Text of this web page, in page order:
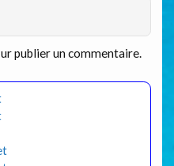
publier un commentaire.